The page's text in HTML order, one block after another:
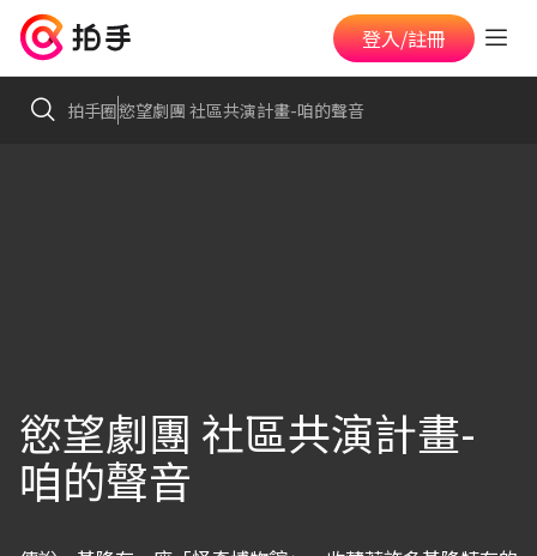
登入/註冊
拍手圈慾望劇團 社區共演計畫-咱的聲音
慾望劇團 社區共演計畫-
咱的聲音